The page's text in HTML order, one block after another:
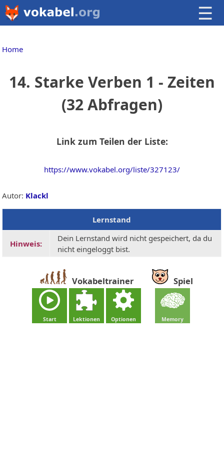
☰
Home
14. Starke Verben 1 - Zeiten
(32 Abfragen)
Link zum Teilen der Liste:
https://www.vokabel.org/liste/327123/
Autor: Klackl
Lernstand
Hinweis:
Dein Lernstand wird nicht gespeichert, da du
nicht eingeloggt bist.
Vokabeltrainer
Start Lektionen Optionen
Spiel
Memory